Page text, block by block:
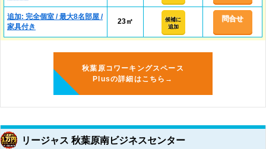
追加: 完全個室 / 最大8名部屋 /
家具付き
23㎡
候補に
追加
問合せ
秋葉原コワーキングスペース
Plusの詳細はこちら→
リージャス 秋葉原南ビジネスセンター